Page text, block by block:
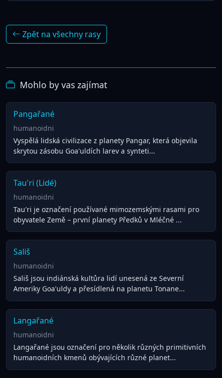
Zpět na všechny rasy
Mohlo by vas zajímat
Pangařané
humanoidni
Vyspělá lidská civilizace z planety Pangar, která objevila
skrytou zásobu Goa'uldích larev a synteti...
Tau'ri (Lidé)
humanoidni
Tau'ri je označení používané mimozemskými rasami pro
obyvatele Země – první planety Předků v Mléčné ...
Sališ
humanoidni
Sališ jsou indiánská kultůra lidí unesená ze Severní
Ameriky Goa'uldy a přesídlená na planetu Tonane...
Langařané
humanoidni
Langařané jsou označení pro několik různých primitivních
humanoidních kmenů obývajících různé planet...